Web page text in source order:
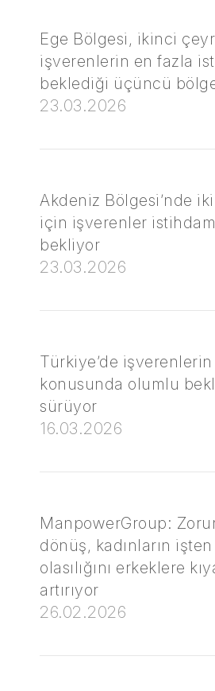
Ege Bölgesi, ikinci
işverenlerin en fazla
beklediği üçüncü
23.03.2026
Akdeniz Bölgesi’nde
için işverenler
bekliyor
23.03.2026
Türkiye’de işverenlerin
konusunda olumlu
sürüyor
16.03.2026
ManpowerGroup:
dönüş, kadınların işten
olasılığını erkeklere
artırıyor
26.02.2026